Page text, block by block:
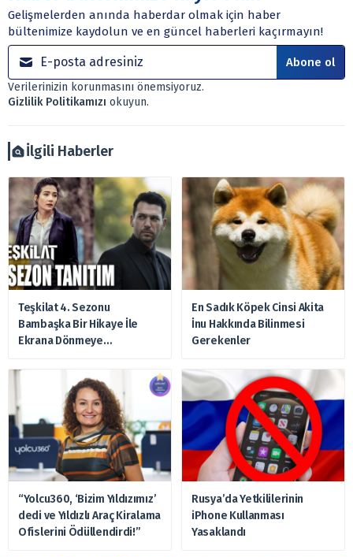
kurumlar, mevduat kabul etmeyen bankalar, portföy
yönetim şirketleri ile müşteri arasında imzalanacak
sözleşme çerçevesinde sunulmaktadır.
Sitemizde bulunan bilgiler ve görüşler, sizin mali
durumunuz, risk – getiri beklentileriniz ile uyuşmayabilir.
zararlardan, arztakvimi.com.tr sorumlu tutulamaz.
Gelişmelerden anında haberdar olmak için haber
bültenimize kaydolun ve en güncel haberleri kaçırmayın!
Abone ol
Verilerinizin korunmasını önemsiyoruz.
Gizlilik Politikamızı okuyun.
İlgili Haberler
Teşkilat 4. Sezonu
Bambaşka Bir Hikaye İle
Ekrana Dönmeye
En Sadık Köpek Cinsi Akita
İnu Hakkında Bilinmesi
Gerekenler
“Yolcu360, ‘Bizim Yıldızımız’
dedi ve Yıldızlı Araç Kiralama
Ofislerini Ödüllendirdi!”
Rusya’da Yetkililerinin
iPhone Kullanması
Yasaklandı